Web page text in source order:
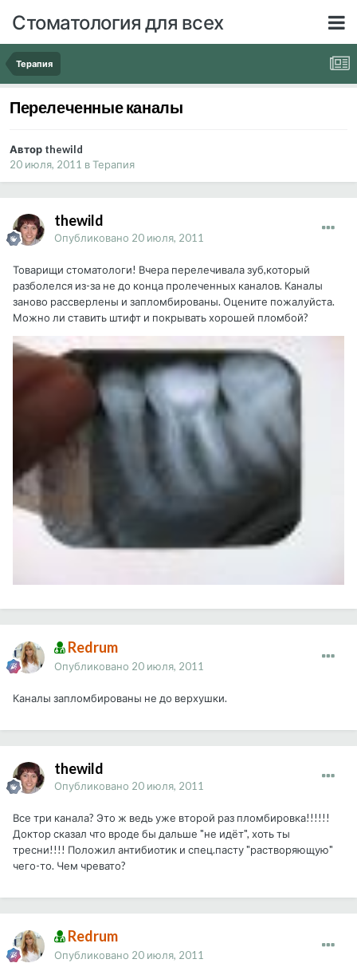
Стоматология для всех
Терапия
Перелеченные каналы
Автор thewild
20 июля, 2011 вТерапия
thewild
Опубликовано 20 июля, 2011
Товарищи стоматологи! Вчера перелечивала зуб,который
разболелся из-за не до конца пролеченных каналов. Каналы
заново рассверлены и запломбированы. Оцените пожалуйста.
Можно ли ставить штифт и покрывать хорошей пломбой?
Redrum
Опубликовано 20 июля, 2011
Каналы запломбированы не до верхушки.
thewild
Опубликовано 20 июля, 2011
Все три канала? Это ж ведь уже второй раз пломбировка!!!!!!
Доктор сказал что вроде бы дальше "не идёт", хоть ты
тресни!!!! Положил антибиотик и спец.пасту "растворяющую"
чего-то. Чем чревато?
Redrum
Опубликовано 20 июля, 2011